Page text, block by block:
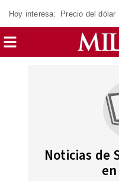
Hoy interesa: Precio del dólar
Noticias de